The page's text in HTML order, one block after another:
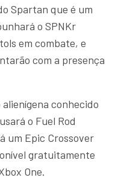
Spartan que é um
o SPNKr
em combate, e
com a presença
conhecido
o Fuel Rod
um Epic Crossover
gratuitamente
One.